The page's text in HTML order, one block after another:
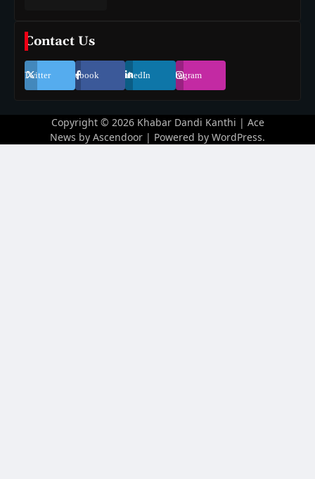
Contact Us
Twitter Facebook LinkedIn Instagram
Copyright © 2026 Khabar Dandi Kanthi | Ace
News by Ascendoor | Powered by WordPress.